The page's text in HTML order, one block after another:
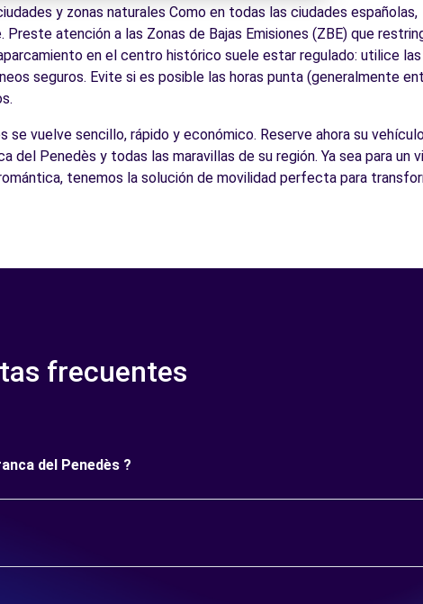
y zonas naturales Como en todas las ciudades españolas,
atención a las Zonas de Bajas Emisiones (ZBE) que
en el centro histórico suele estar regulado: utilice las
seguros. Evite si es posible las horas punta (generalmente
se vuelve sencillo, rápido y económico. Reserve ahora su
Penedès y todas las maravillas de su región. Ya sea para un
tenemos la solución de movilidad perfecta para
frecuentes
del Penedès ?